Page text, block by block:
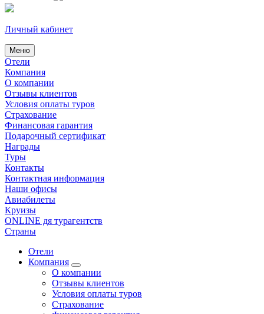
Личный кабинет
Меню
Отели
Компания
О компании
Отзывы клиентов
Условия оплаты туров
Страхование
Финансовая гарантия
Подарочный сертификат
Награды
Туры
Контакты
Контактная информация
Наши офисы
Авиабилеты
Круизы
ONLINE дя турагентств
Страны
Отели
Компания
О компании
Отзывы клиентов
Условия оплаты туров
Страхование